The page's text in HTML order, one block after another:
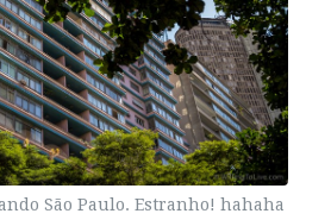
São Paulo. Estranho! hahaha